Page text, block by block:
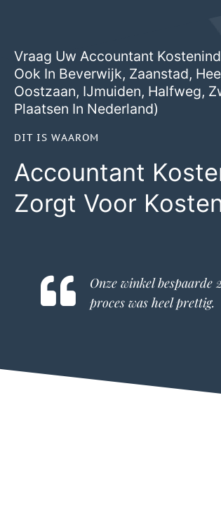
Vraag Uw Accountant
Ook In Beverwijk, Zaanstad,
Oostzaan, IJmuiden, Halfweg,
Plaatsen In Nederland)
DIT IS WAAROM
Accountant
Zorgt Voor
Onze winkel bespaarde
proces was heel prettig.